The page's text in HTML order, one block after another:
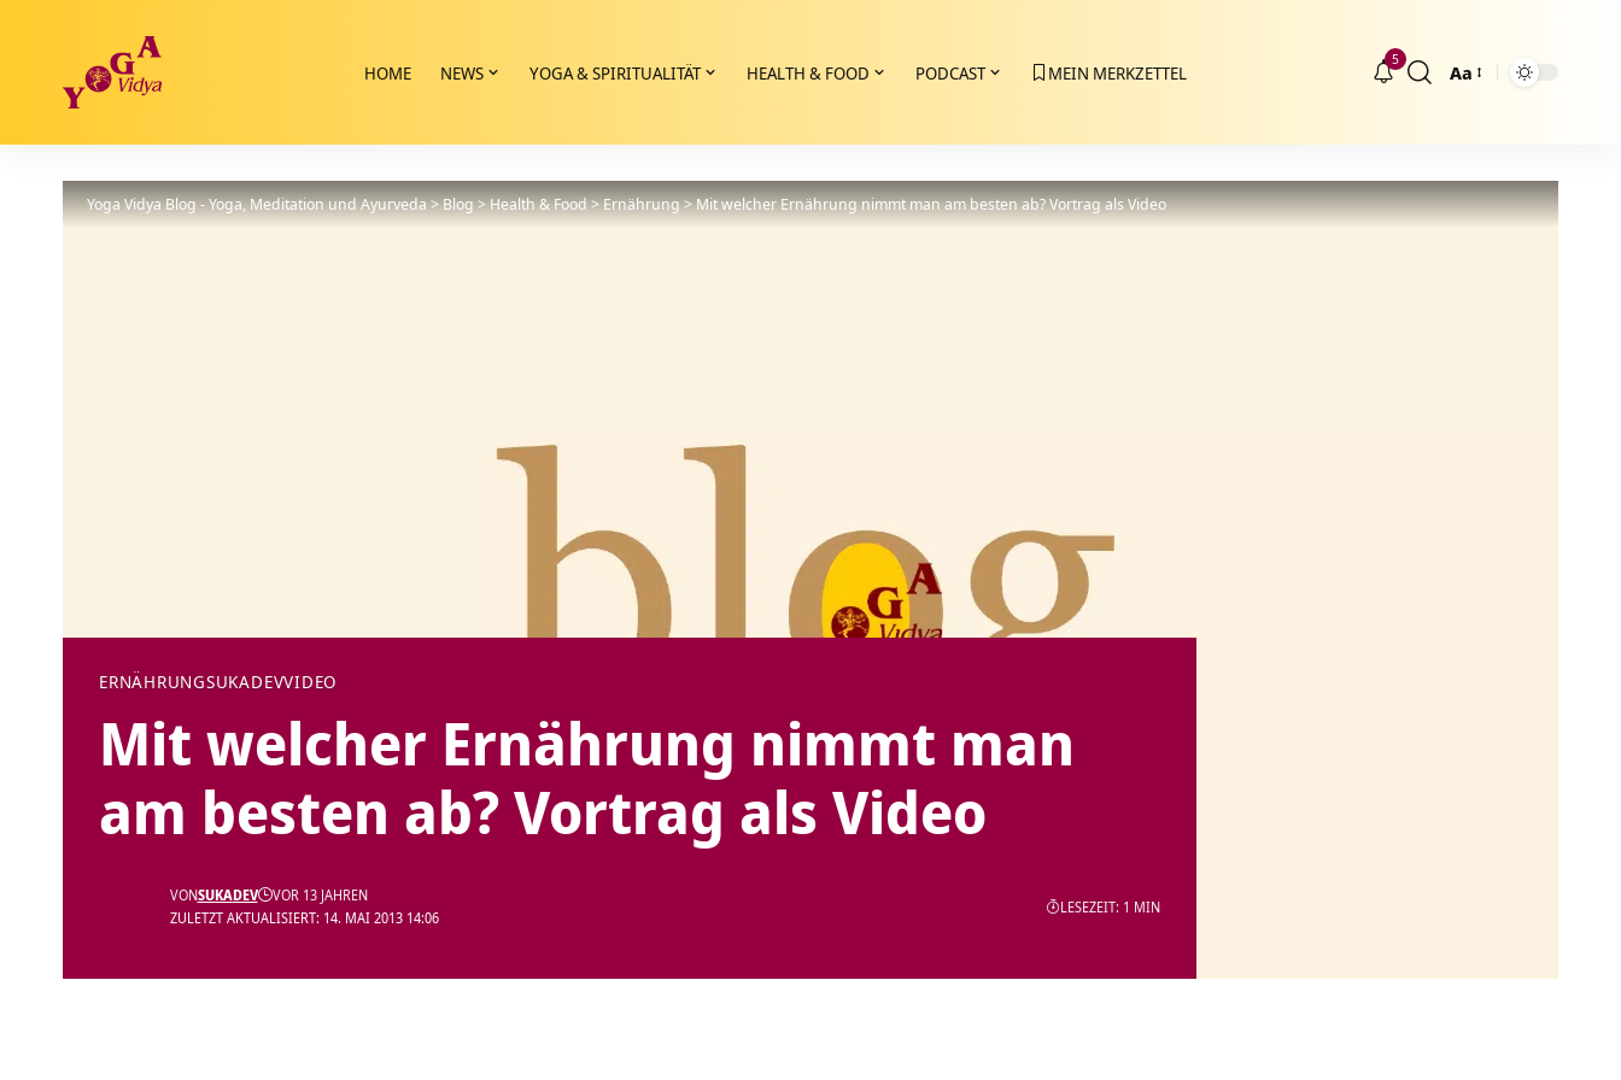
HOME NEWS YOGA & SPIRITUALITÄT HEALTH & FOOD PODCAST MEIN MERKZETTEL
5
Größenänderung
Aa
Yoga Vidya Blog - Yoga, Meditation und Ayurveda>Blog>Health & Food>Ernährung>Mit welcher Ernährung nimmt man am besten ab? Vortrag als Video
ERNÄHRUNGSUKADEVVIDEO
Mit welcher Ernährung nimmt man
am besten ab? Vortrag als Video
ZULETZT AKTUALISIERT: 14. MAI 2013 14:06
VONSUKADEV VOR 13 JAHREN
LESEZEIT: 1 MIN